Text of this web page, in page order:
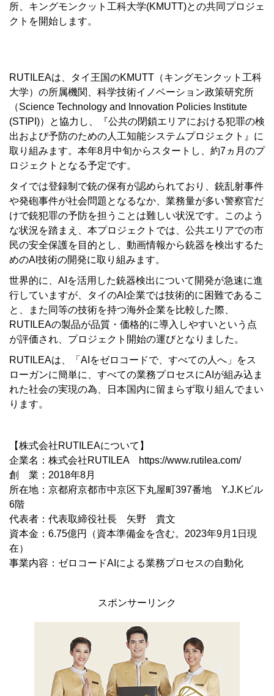
所、キングモンクット工科大学(KMUTT)との共同プロジェ
クトを開始します。
RUTILEAは、タイ王国のKMUTT（キングモンクット工科
大学）の所属機関、科学技術イノベーション政策研究所
（Science Technology and Innovation Policies Institute
(STIPI)）と協力し、『公共の閉鎖エリアにおける犯罪の検
出および予防のための人工知能システムプロジェクト』に
取り組みます。本年8月中旬からスタートし、約7ヵ月のプ
ロジェクトとなる予定です。
タイでは登録制で銃の保有が認められており、銃乱射事件
や発砲事件が社会問題となるなか、業務量が多い警察官だ
けで銃犯罪の予防を担うことは難しい状況です。このよう
な状況を踏まえ、本プロジェクトでは、公共エリアでの市
民の安全保護を目的とし、動画情報から銃器を検出するた
めのAI技術の開発に取り組みます。
世界的に、AIを活用した銃器検出について開発が急速に進
行していますが、タイのAI企業では技術的に困難であるこ
と、また同等の技術を持つ海外企業を比較した際、
RUTILEAの製品が品質・価格的に導入しやすいという点
が評価され、プロジェクト開始の運びとなりました。
RUTILEAは、「AIをゼロコードで、すべての人へ」をス
ローガンに簡単に、すべての業務プロセスにAIが組み込ま
れた社会の実現の為、日本国内に留まらず取り組んでまい
ります。
【株式会社RUTILEAについて】
企業名：株式会社RUTILEA https://www.rutilea.com/
創 業：2018年8月
所在地：京都府京都市中京区下丸屋町397番地 Y.J.Kビル
6階
代表者：代表取締役社長 矢野 貴文
資本金：6.75億円（資本準備金を含む。2023年9月1日現
在）
事業内容：ゼロコードAIによる業務プロセスの自動化
スポンサーリンク